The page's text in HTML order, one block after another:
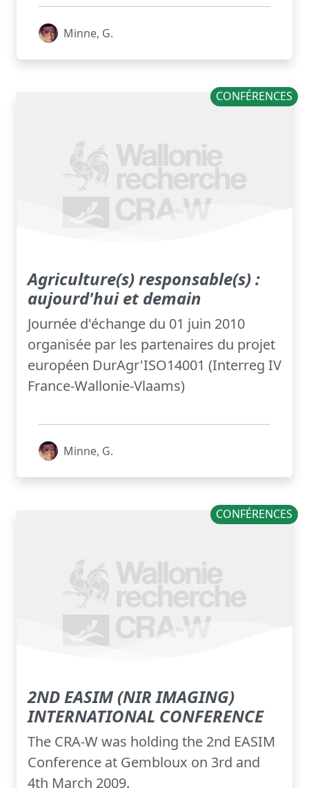
Minne, G.
CONFÉRENCES
Agriculture(s) responsable(s) :
aujourd'hui et demain
Journée d'échange du 01 juin 2010
organisée par les partenaires du projet
européen DurAgr'ISO14001 (Interreg IV
France-Wallonie-Vlaams)
Minne, G.
CONFÉRENCES
2ND EASIM (NIR IMAGING)
INTERNATIONAL CONFERENCE
The CRA-W was holding the 2nd EASIM
Conference at Gembloux on 3rd and
4th March 2009.